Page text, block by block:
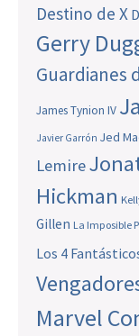
Destino de X
Gerry
Guardianes
James Tynion IV
Javier Garrón Jed
Lemire
Hickman
Gillen La Imposible
Los 4
Marvel